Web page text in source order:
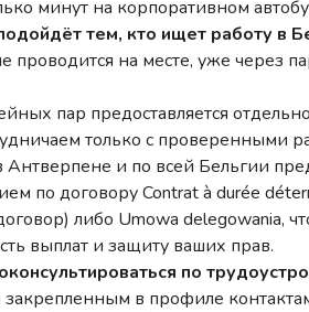
минут на корпоративном
тем, кто ищет работу в
проводится на месте, уже через
пар предоставляется
только с проверенными
Антверпене и по всей Бельгии
по договору Contrat à durée
либо Umowa delegowania,
выплат и защиту ваших прав.
по
в профиле